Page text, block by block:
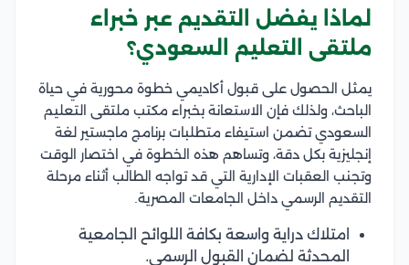
لماذا يفضل التقديم عبر خبراء
ملتقى التعليم السعودي؟
يمثل الحصول على قبول أكاديمي خطوة محورية في حياة
الباحث، ولذلك فإن الاستعانة بخبراء مكتب ملتقى التعليم
السعودي تضمن استيفاء متطلبات برنامج ماجستير لغة
إنجليزية بكل دقة، وتساهم هذه الخطوة في اختصار الوقت
وتجنب العقبات الإدارية التي قد تواجه الطالب أثناء مرحلة
التقديم الرسمي داخل الجامعات المصرية.
امتلاك دراية واسعة بكافة اللوائح الجامعية
المحدثة لضمان القبول الرسمي.